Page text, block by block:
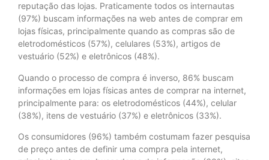
reputação das lojas. Praticamente todos os internautas
(97%) buscam informações na web antes de comprar em
lojas físicas, principalmente quando as compras são de
eletrodomésticos (57%), celulares (53%), artigos de
vestuário (52%) e eletrônicos (48%).
Quando o processo de compra é inverso, 86% buscam
informações em lojas físicas antes de comprar na internet,
principalmente para: os eletrodomésticos (44%), celular
(38%), itens de vestuário (37%) e eletrônicos (33%).
Os consumidores (96%) também costumam fazer pesquisa
de preço antes de definir uma compra pela internet,